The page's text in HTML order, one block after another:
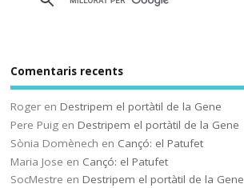
Sóc.mestre @socmestre.bsky.social
2y
La vida a l'institut
Andrea Galaxina
@andreagalaxina.bsky.social ⋅ 2y
Comentaris recents
Roger enDestripem el portàtil de la Gene
Pere Puig enDestripem el portàtil de la Gene
Sònia Domènech en Cançó: el Patufet
Maria Jose en Cançó: el Patufet
SocMestre enDestripem el portàtil de la Gene